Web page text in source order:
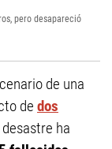
pero desapareció
de una
de dos
desastre ha